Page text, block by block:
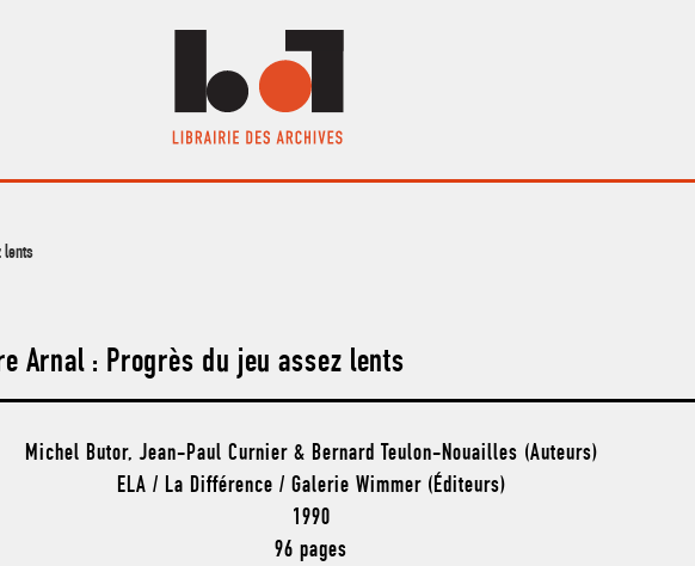
lents
Arnal : Progrès du jeu assez lents
Michel Butor, Jean-Paul Curnier & Bernard Teulon-Nouailles (Auteurs)
ELA / La Différence / Galerie Wimmer (Éditeurs)
1990
96 pages